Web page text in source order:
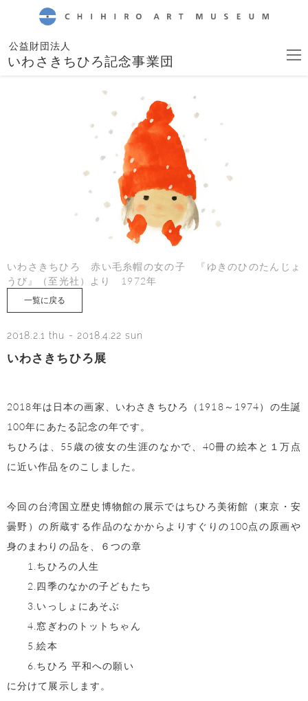
公益財団法人
いわさきちひろ記念事業団
いわさきちひろ 赤い毛糸帽の女の子 『ゆきのひのたんじょ
うび』（至光社）より 1972年
一覧に戻る
2018.2.1 thu - 2018.4.22 sun
いわさきちひろ展
2018年は日本の画家、いわさきちひろ（1918～1974）の生誕
100年にあたる記念の年です。
ちひろは、55歳の彼女の生涯のなかで、40冊の絵本と１万点
に近い作品をのこしました。
今回の台湾国立歴史博物館の展示ではちひろ美術館（東京・安
曇野）の所蔵する作品のなかからよりすぐりの100点の原画や
身のまわりの品を、６つの章
1.ちひろの人生
2.四季のなかの子どもたち
3.いっしょにあそぶ
4.窓ぎわのトットちゃん
5.絵本
6.ちひろ 平和への願い
に分けて展示します。